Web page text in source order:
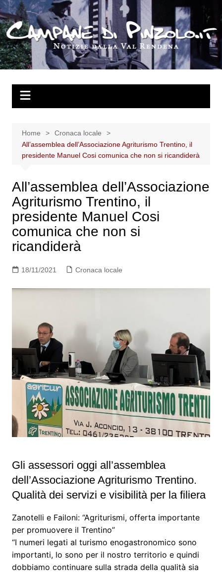
Salta
al
contenuto
Home
Cronaca locale
All’assemblea dell’Associazione Agriturismo Trentino, il
presidente Manuel Cosi comunica che non si ricandiderà
All’assemblea dell’Associazione
Agriturismo Trentino, il
presidente Manuel Cosi
comunica che non si
ricandiderà
18/11/2021 Cronaca locale
Gli assessori oggi all’assemblea
dell’Associazione Agriturismo Trentino.
Qualità dei servizi e visibilità per la filiera
Zanotelli e Failoni: “Agriturismi, offerta importante
per promuovere il Trentino”
“I numeri legati al turismo enogastronomico sono
importanti, lo sono per il nostro territorio e quindi
dobbiamo continuare sulla strada della qualità sia